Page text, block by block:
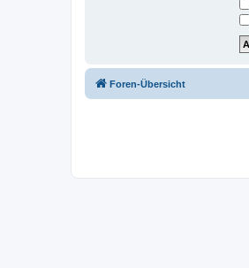
Foren-Übersicht